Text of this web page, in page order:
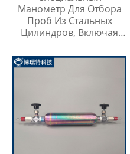
Манометр Для Отбора
Проб Из Стальных
Цилиндров, Включая
Нержавеющей Стали